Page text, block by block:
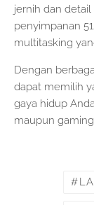
jernih dan detail
penyimpanan
multitasking
Dengan
dapat memilih
gaya hidup
maupun